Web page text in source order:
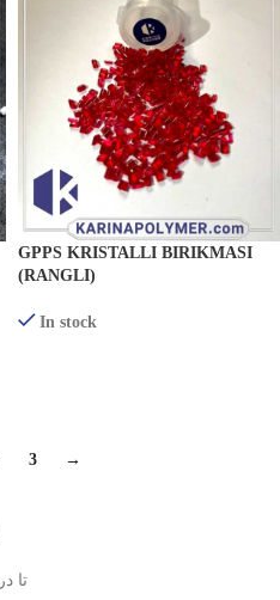
GPPS KRISTALLI BIRIKMASI
(RANGLI)
In stock
3 →
تا